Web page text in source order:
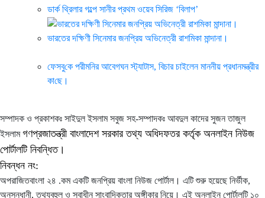
ডার্ক থ্রিলার গল্পে সানীর প্রথম ওয়েব সিরিজ ‘বিলাপ’
ভারতের দক্ষিণী সিনেমার জনপ্রিয় অভিনেত্রী রাশমিকা মান্দানা।
ফেসবু‌কে পরীম‌নির আবেগঘন স্ট্যাটাস, বিচার চা‌ইলেন মাননীয় প্রধানমন্ত্রীর
কা‌ছে।
সম্পাদক ও প্রকাশকঃ সাইদুল ইসলাম সবুজ সহ-সম্পাদকঃ আবদুল কাদের সুজন তাজুল
ইসলামগণপ্রজাতন্ত্রী বাংলাদেশ সরকার তথ্য অধিদফতর কর্তৃক অনলাইন নিউজ
পোর্টালটি নিবন্ধিত।
নিবন্ধন নং:
অপরাজিতবাংলা ২৪ .কম একটি জনপ্রিয় বাংলা নিউজ পোর্টাল। এটি শুরু হয়েছে নির্ভীক,
অনুসন্ধানী, তথ্যবহুল ও স্বাধীন সাংবাদিকতার অঙ্গীকার নিয়ে। এই অনলাইন পোর্টালটি ১০